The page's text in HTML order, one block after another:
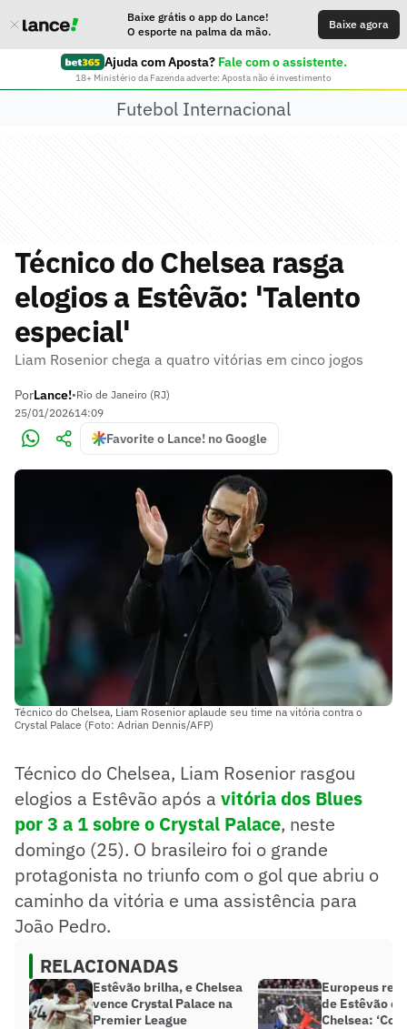
Baixe grátis o app do Lance!
O esporte na palma da mão.
Baixe agora
Ajuda com Aposta? Fale com o assistente.
18+ Ministério da Fazenda adverte: Aposta não é investimento
Futebol Internacional
Técnico do Chelsea rasga
elogios a Estêvão: 'Talento
especial'
Liam Rosenior chega a quatro vitórias em cinco jogos
PorLance!•Rio de Janeiro (RJ)
25/01/202614:09
Favorite o Lance! no Google
Técnico do Chelsea, Liam Rosenior aplaude seu time na vitória contra o
Crystal Palace (Foto: Adrian Dennis/AFP)
Técnico do Chelsea, Liam Rosenior rasgou
elogios a Estêvão após a vitória dos Blues
por 3 a 1 sobre o Crystal Palace, neste
domingo (25). O brasileiro foi o grande
protagonista no triunfo com o gol que abriu o
caminho da vitória e uma assistência para
João Pedro.
RELACIONADAS
Estêvão brilha, e Chelsea
vence Crystal Palace na
Premier League
Europeus
de Estêvão
Chelsea: